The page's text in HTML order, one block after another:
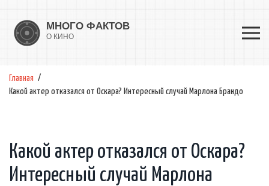
Главная
Какой актер отказался от Оскара? Интересный случай Марлона Брандо
Какой актер отказался от Оскара?
Интересный случай Марлона